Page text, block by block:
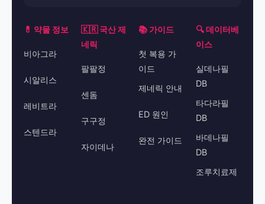
💊 약물 정보
비아그라
시알리스
레비트라
스텐드라
🇰🇷 국산 제
네릭
팔팔정
센돔
구구정
자이데나
📚 가이드
첫 복용 가
이드
제네릭 안내
ED 원인
완전 가이드
🔍 데이터베
이스
실데나필
DB
타다라필
DB
바데나필
DB
조루치료제